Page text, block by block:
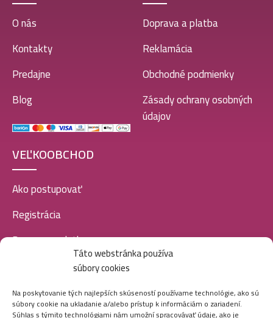
Táto webstránka používa
súbory cookies
Na poskytovanie tých najlepších skúseností používame technológie, ako sú
súbory cookie na ukladanie a/alebo prístup k informáciám o zariadení.
Súhlas s týmito technológiami nám umožní spracovávať údaje, ako je
O nás
Kontakty
Predajne
Blog
Doprava a platba
Reklamácia
Obchodné podmienky
Zásady ochrany osobných
údajov
VEĽKOOBCHOD
Ako postupovať
Registrácia
Doprava a platba
SOCIÁLNE SIETE